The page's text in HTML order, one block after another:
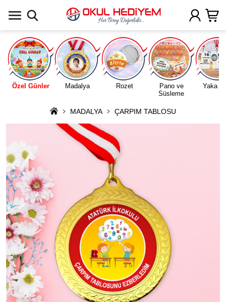
Özel Günler Madalya Rozet
Pano ve
Süsleme
Yaka
MADALYA ÇARPIM TABLOSU
Uygulamada Aç